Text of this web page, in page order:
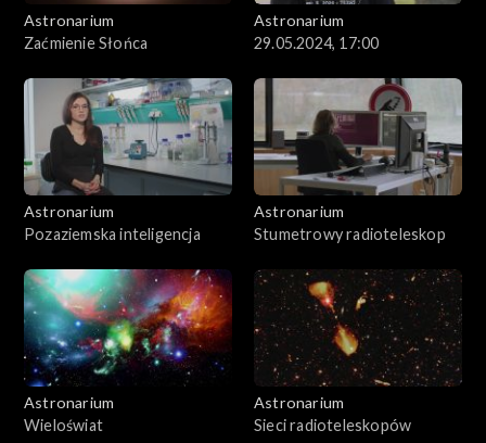
Astronarium
Zaćmienie Słońca
Astronarium
29.05.2024, 17:00
Astronarium
Pozaziemska inteligencja
Astronarium
Stumetrowy radioteleskop
Astronarium
Wieloświat
Astronarium
Sieci radioteleskopów